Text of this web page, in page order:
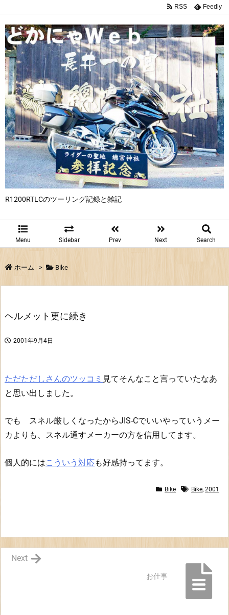
R1200RTLCのツーリング記録と雑記
Menu Sidebar Prev Next Search
RSS Feedly
ホーム > Bike
ヘルメット更に続き
2001年9月4日
ただただしさんのツッコミ 見てそんなこと言っていたなあ
と思い出しました。
でも スネル厳しくなったからJIS-Cでいいやっていうメー
カよりも、スネル通すメーカーの方を信用してます。
個人的にはこういう対応も好感持ってます。
Bike Bike, 2001
お仕事
Next